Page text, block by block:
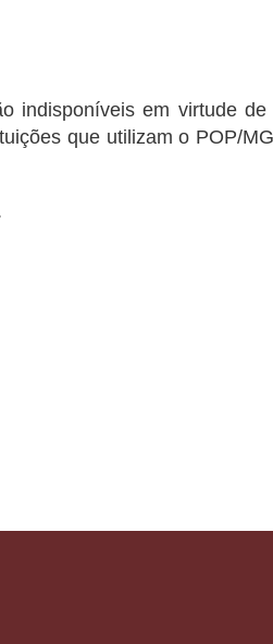
indisponíveis em virtude de
que utilizam o POP/